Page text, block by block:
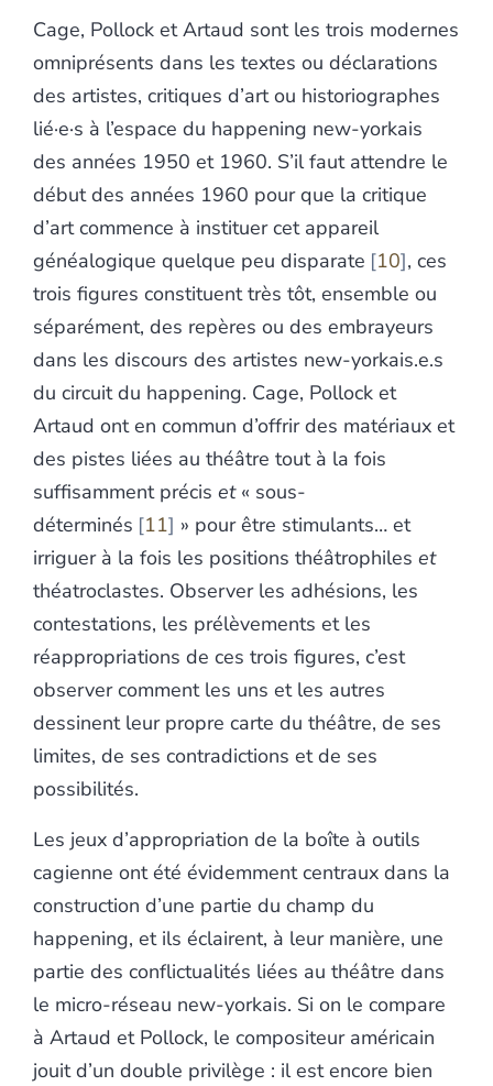
Cage, Pollock et Artaud sont les trois modernes
omniprésents dans les textes ou déclarations
des artistes, critiques d’art ou historiographes
lié·e·s à l’espace du happening new-yorkais
des années 1950 et 1960. S’il faut attendre le
début des années 1960 pour que la critique
d’art commence à instituer cet appareil
généalogique quelque peu disparate 10 , ces
trois figures constituent très tôt, ensemble ou
séparément, des repères ou des embrayeurs
dans les discours des artistes new-yorkais.e.s
du circuit du happening. Cage, Pollock et
Artaud ont en commun d’offrir des matériaux et
des pistes liées au théâtre tout à la fois
suffisamment précis et« sous-
déterminés 11 » pour être stimulants… et
irriguer à la fois les positions théâtrophiles et
théatroclastes. Observer les adhésions, les
contestations, les prélèvements et les
réappropriations de ces trois figures, c’est
observer comment les uns et les autres
dessinent leur propre carte du théâtre, de ses
limites, de ses contradictions et de ses
possibilités.
Les jeux d’appropriation de la boîte à outils
cagienne ont été évidemment centraux dans la
construction d’une partie du champ du
happening, et ils éclairent, à leur manière, une
partie des conflictualités liées au théâtre dans
le micro-réseau new-yorkais. Si on le compare
à Artaud et Pollock, le compositeur américain
jouit d’un double privilège : il est encore bien